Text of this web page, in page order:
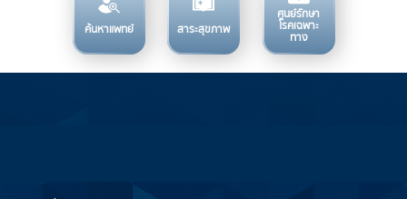
ค้นหาแพทย์ สาระสุขภาพ
ศูนย์รักษา
โรคเฉพาะ
ทาง